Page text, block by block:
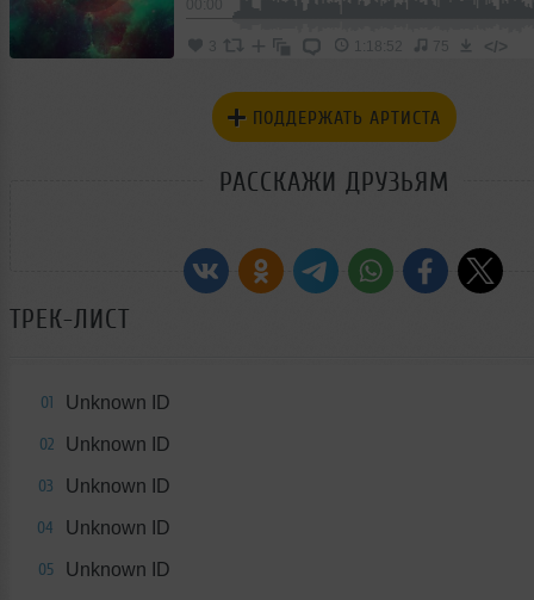
3 1:18:52 75 </>
ПОДДЕРЖАТЬ АРТИСТА
РАССКАЖИ ДРУЗЬЯМ
ТРЕК-ЛИСТ
01 Unknown ID
02 Unknown ID
03 Unknown ID
04 Unknown ID
05 Unknown ID